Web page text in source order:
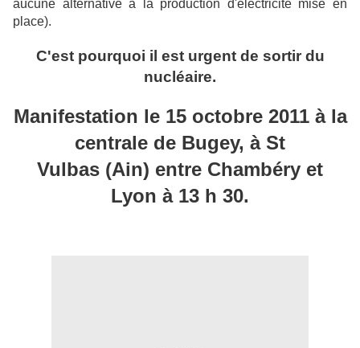
aucune alternative à la production d'électricité mise en
place).
C'est pourquoi il est urgent de sortir du
nucléaire.
Manifestation le 15 octobre 2011 à la
centrale de Bugey, à St
Vulbas (Ain) entre Chambéry et
Lyon à 13 h 30.